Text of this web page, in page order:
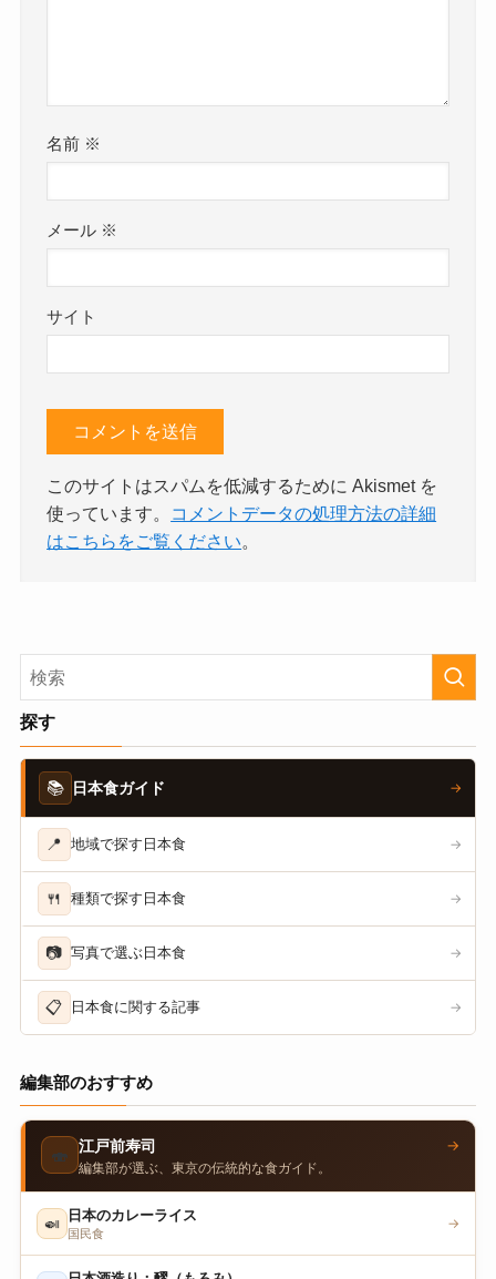
名前 ※
メール ※
サイト
このサイトはスパムを低減するために Akismet を
使っています。
コメントデータの処理方法の詳細
はこちらをご覧ください。
探す
📚 日本食ガイド →
📍 地域で探す日本食 →
🍴 種類で探す日本食 →
📷 写真で選ぶ日本食 →
📋 日本食に関する記事 →
編集部のおすすめ
🍣 江戸前寿司
編集部が選ぶ、東京の伝統的な食ガイド。
→
🍛 日本のカレーライス
国民食
→